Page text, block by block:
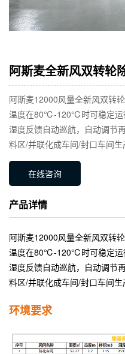
阿斯麦全新风双转轮
阿斯麦12000风量全新风双转
温度在80℃-120℃时可稳定运
湿度反馈自动巡航，自动调节
料区/并联化成车间/封口车间生
在线咨询
产品详情
阿斯麦12000风量全新风双转
温度在80℃-120℃时可稳定运
湿度反馈自动巡航，自动调节
料区/并联化成车间/封口车间生
环境要求